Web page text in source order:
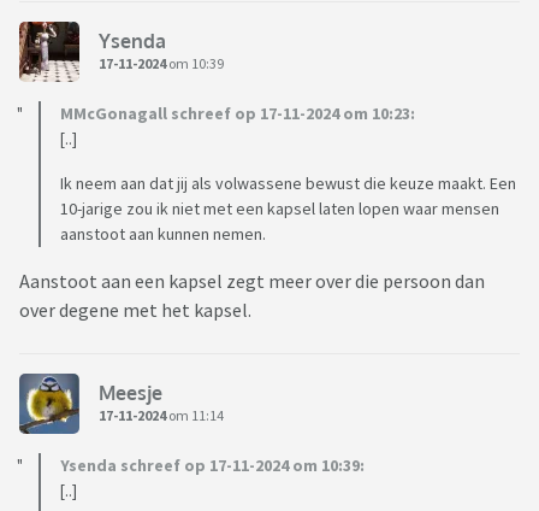
Ysenda
17-11-2024om 10:39
MMcGonagall schreef op 17-11-2024 om 10:23:
[..]
Ik neem aan dat jij als volwassene bewust die keuze maakt. Een
10-jarige zou ik niet met een kapsel laten lopen waar mensen
aanstoot aan kunnen nemen.
Aanstoot aan een kapsel zegt meer over die persoon dan
over degene met het kapsel.
Meesje
17-11-2024om 11:14
Ysenda schreef op 17-11-2024 om 10:39:
[..]